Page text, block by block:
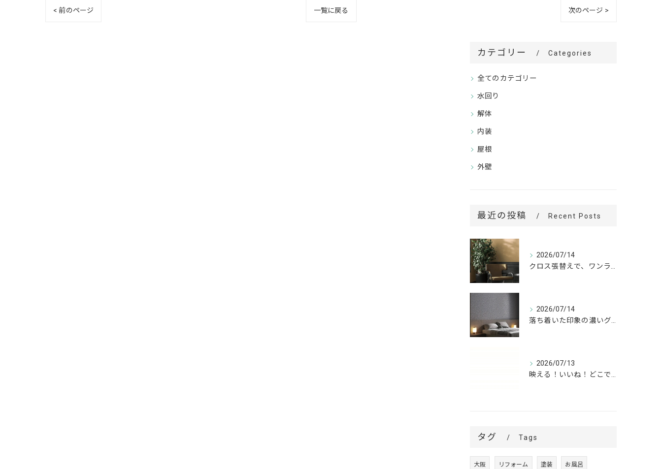
< 前のページ 一覧に戻る 次のページ >
カテゴリー Categories
全てのカテゴリー
水回り
解体
内装
屋根
外壁
最近の投稿 Recent Posts
2026/07/14
クロス張替えで、ワンランク上の空間へ。
2026/07/14
落ち着いた印象の濃いグレーが、お部屋をワンランク上の空間へ。
2026/07/13
映える！いいね！どこでも高槻✨
タグ Tags
大阪 リフォーム 塗装 お風呂